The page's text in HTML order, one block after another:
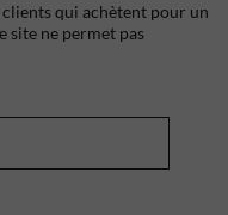
qui achètent pour un
site ne permet pas